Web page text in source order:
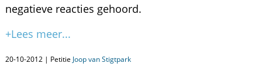
negatieve reacties gehoord.
+Lees meer...
20-10-2012 | Petitie Joop van Stigtpark